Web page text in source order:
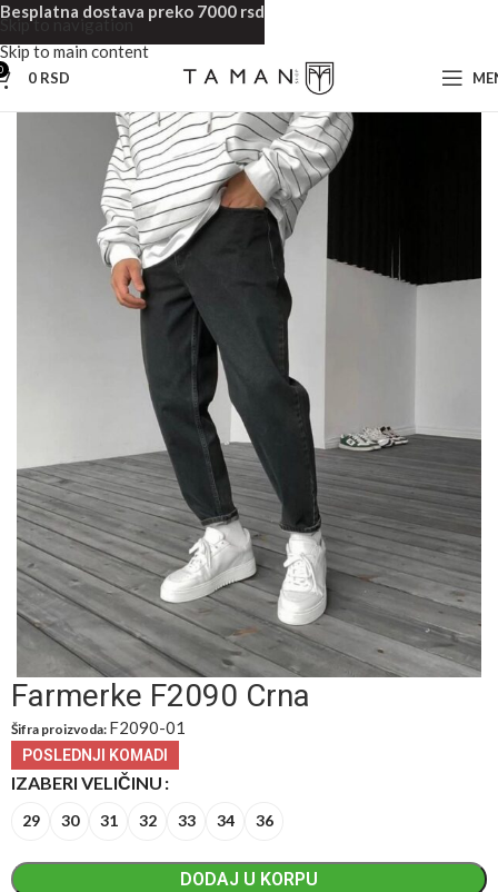
Skip to navigation
Skip to main content
0 RSD
Muške Farmerke
Farmerke F2090 Crna
Šifra proizvoda: F2090-01
POSLEDNJI KOMADI
IZABERI VELIČINU
29 30 31 32 33 34 36
DODAJ U KORPU
Besplatna dostava preko 7000 rsd